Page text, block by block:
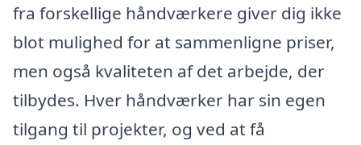
fra forskellige håndværkere giver dig ikke
blot mulighed for at sammenligne priser,
men også kvaliteten af det arbejde, der
tilbydes. Hver håndværker har sin egen
tilgang til projekter, og ved at få